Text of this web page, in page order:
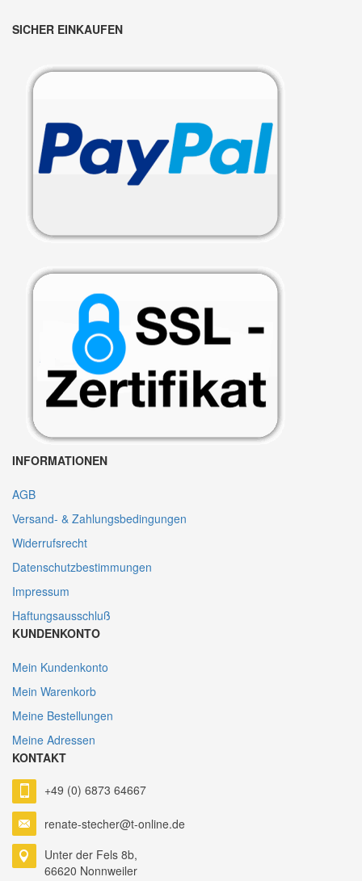
SICHER EINKAUFEN
INFORMATIONEN
AGB
Versand- & Zahlungsbedingungen
Widerrufsrecht
Datenschutzbestimmungen
Impressum
Haftungsausschluß
KUNDENKONTO
Mein Kundenkonto
Mein Warenkorb
Meine Bestellungen
Meine Adressen
KONTAKT
+49 (0) 6873 64667
renate-stecher@t-online.de
Unter der Fels 8b,
66620 Nonnweiler